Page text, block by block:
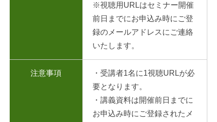
※視聴用URLはセミナー開催
前日までにお申込み時にご登
録のメールアドレスにご連絡
いたします。
注意事項
・受講者1名に1視聴URLが必
要となります。
・講義資料は開催前日までに
お申込み時にご登録されたメ